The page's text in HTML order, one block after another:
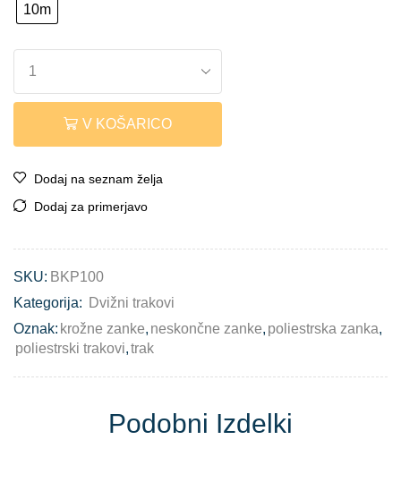
10m
V KOŠARICO
Dodaj na seznam želja
Dodaj za primerjavo
SKU: BKP100
Kategorija:
Dvižni trakovi
Oznak: krožne zanke, neskončne zanke, poliestrska zanka,
poliestrski trakovi,trak
Podobni Izdelki